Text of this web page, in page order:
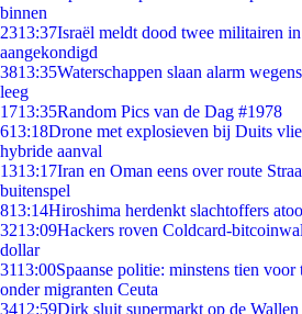
binnen
2313:37Israël meldt dood twee militairen
aangekondigd
3813:35Waterschappen slaan alarm
leeg
1713:35Random Pics van de Dag #1978
613:18Drone met explosieven bij Duits
hybride aanval
1313:17Iran en Oman eens over route
buitenspel
813:14Hiroshima herdenkt slachtoffers
3213:09Hackers roven Coldcard-
dollar
3113:00Spaanse politie: minstens tien
onder migranten Ceuta
3412:59Dirk sluit supermarkt op de